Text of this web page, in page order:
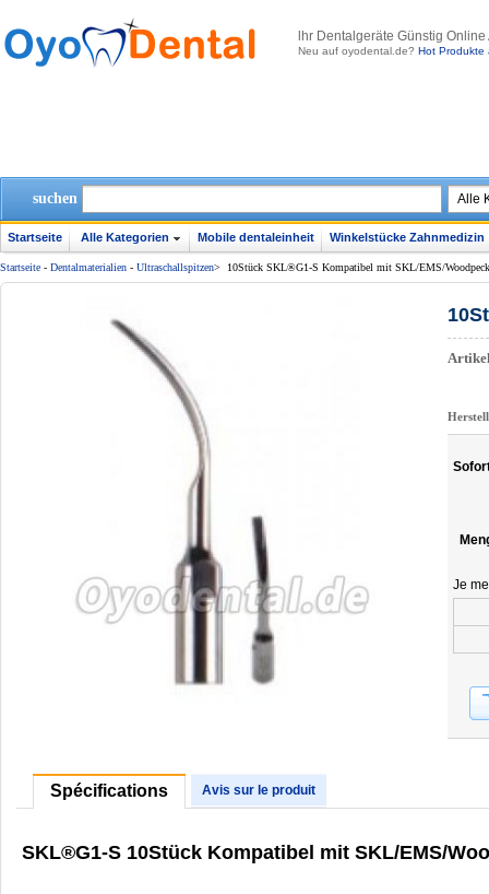
lhr Dentalgeräte Günstig
Neu auf oyodental.de? Hot Produkte
suchen
Startseite Alle Kategorien Mobile dentaleinheit Winkelstücke Zahnmedizin
Startseite - Dentalmaterialien - Ultraschallspitzen> 10Stück SKL®G1-S Kompatibel mit SKL/EMS/
Je
Spécifications Avis sur le produit
SKL®G1-S 10Stück Kompatibel mit SKL/EMS/